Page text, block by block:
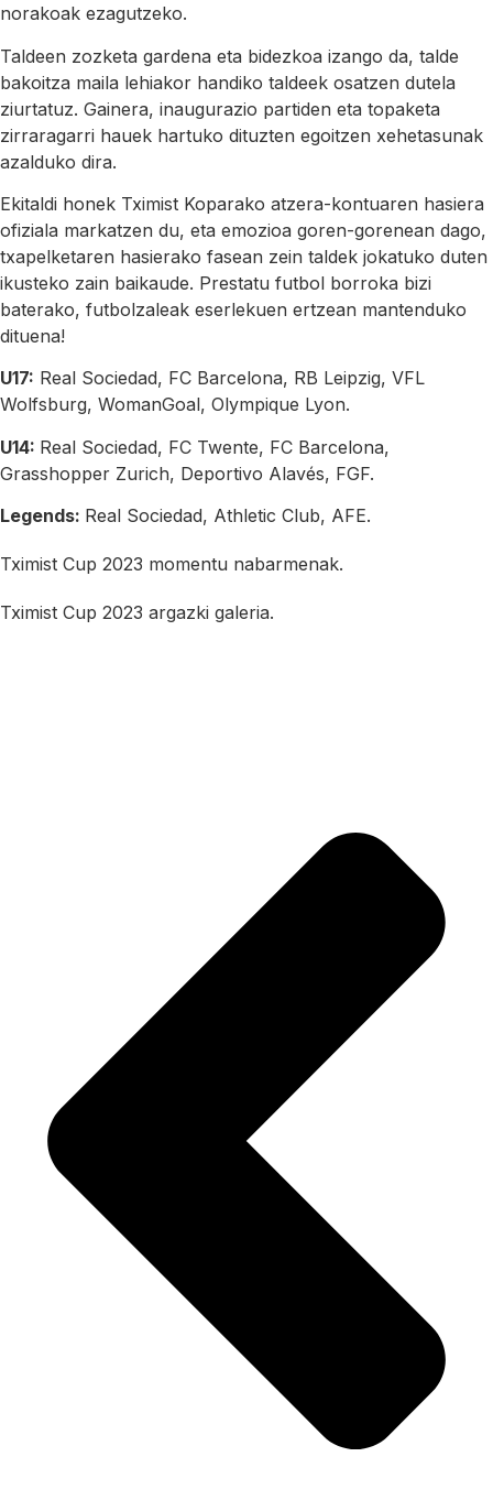
norakoak ezagutzeko.
Taldeen zozketa gardena eta bidezkoa izango da, talde
bakoitza maila lehiakor handiko taldeek osatzen dutela
ziurtatuz. Gainera, inaugurazio partiden eta topaketa
zirraragarri hauek hartuko dituzten egoitzen xehetasunak
azalduko dira.
Ekitaldi honek Tximist Koparako atzera-kontuaren hasiera
ofiziala markatzen du, eta emozioa goren-gorenean dago,
txapelketaren hasierako fasean zein taldek jokatuko duten
ikusteko zain baikaude. Prestatu futbol borroka bizi
baterako, futbolzaleak eserlekuen ertzean mantenduko
dituena!
U17: Real Sociedad, FC Barcelona, RB Leipzig, VFL
Wolfsburg, WomanGoal, Olympique Lyon.
U14: Real Sociedad, FC Twente, FC Barcelona,
Grasshopper Zurich, Deportivo Alavés, FGF.
Legends: Real Sociedad, Athletic Club, AFE.
Tximist Cup 2023 momentu nabarmenak.
Tximist Cup 2023 argazki galeria.